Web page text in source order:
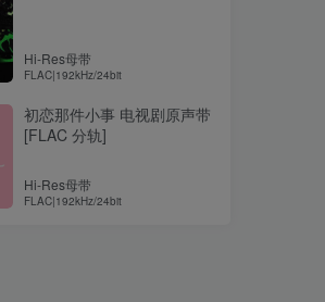
Hi-Res母带
FLAC|192kHz/24bit
初恋那件小事 电视剧原声带
[FLAC 分轨]
Hi-Res母带
FLAC|192kHz/24bit